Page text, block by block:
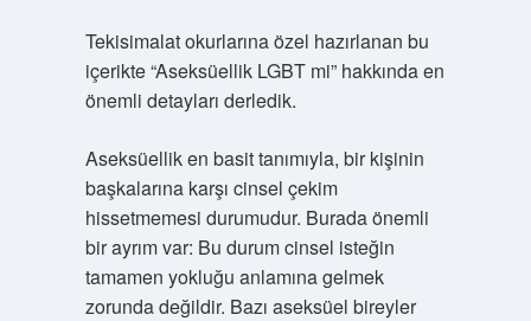
Tekisimalat okurlarına özel hazırlanan bu
içerikte “Aseksüellik LGBT mi” hakkında en
önemli detayları derledik.
Aseksüellik en basit tanımıyla, bir kişinin
başkalarına karşı cinsel çekim
hissetmemesi durumudur. Burada önemli
bir ayrım var: Bu durum cinsel isteğin
tamamen yokluğu anlamına gelmek
zorunda değildir. Bazı aseksüel bireyler